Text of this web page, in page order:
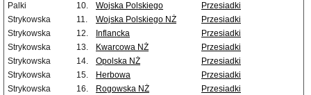
Palki
10. Wojska Polskiego
Przesiadki
Strykowska
11. Wojska Polskiego NŻ
Przesiadki
Strykowska
12. Inflancka
Przesiadki
Strykowska
13. Kwarcowa NŻ
Przesiadki
Strykowska
14. Opolska NŻ
Przesiadki
Strykowska
15. Herbowa
Przesiadki
Strykowska
16. Rogowska NŻ
Przesiadki